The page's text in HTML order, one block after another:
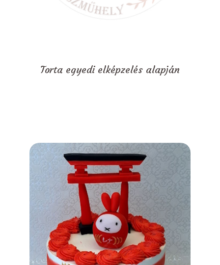
Torta egyedi elképzelés alapján